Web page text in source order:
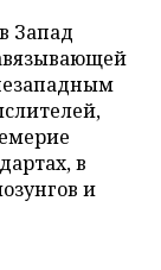
Запад
в
и